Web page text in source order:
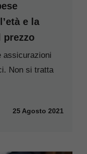
e la
prezzo
assicurazioni
Non si tratta
25 Agosto 2021